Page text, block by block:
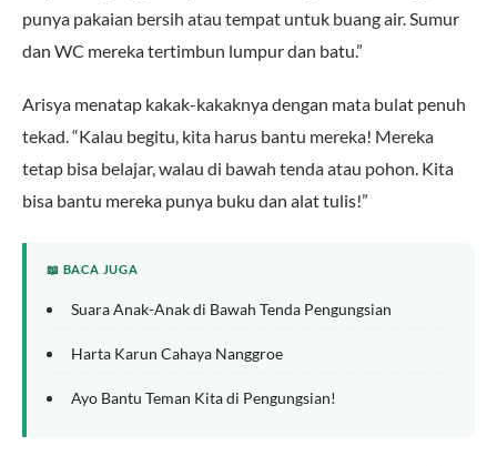
punya pakaian bersih atau tempat untuk buang air. Sumur
dan WC mereka tertimbun lumpur dan batu.”
Arisya menatap kakak-kakaknya dengan mata bulat penuh
tekad. “Kalau begitu, kita harus bantu mereka! Mereka
tetap bisa belajar, walau di bawah tenda atau pohon. Kita
bisa bantu mereka punya buku dan alat tulis!”
📖 BACA JUGA
Suara Anak-Anak di Bawah Tenda Pengungsian
Harta Karun Cahaya Nanggroe
Ayo Bantu Teman Kita di Pengungsian!